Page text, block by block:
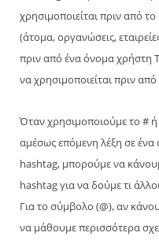
χρησιμοποιείται πριν από
(άτομα, οργανώσεις,
πριν από ένα όνομα χρήστη
να χρησιμοποιείται πριν
Όταν χρησιμοποιούμε το # ή
αμέσως επόμενη λέξη σε
hashtag, μπορούμε να
hashtag για να δούμε τι
Για το σύμβολο (@), αν
να μάθουμε περισσότερα